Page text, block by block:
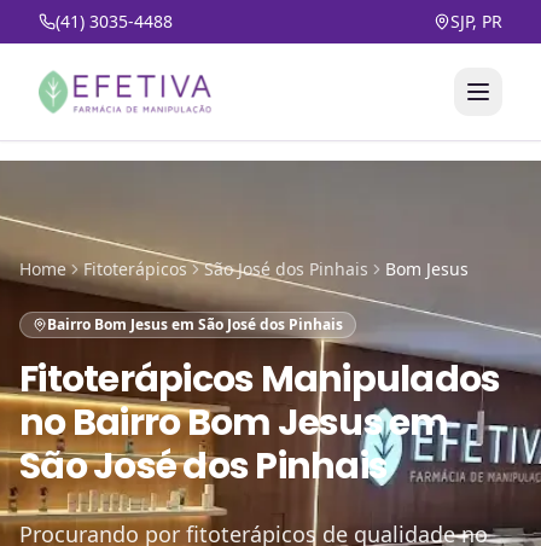
(41) 3035-4488 SJP, PR
Home Fitoterápicos São José dos Pinhais Bom Jesus
Bairro Bom Jesus em São José dos Pinhais
Fitoterápicos Manipulados
noBairro Bom Jesus em
São José dos Pinhais
Procurando por fitoterápicos de qualidade no